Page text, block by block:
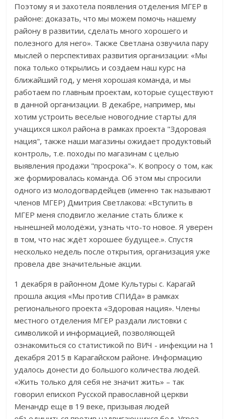
Поэтому я и захотела появления отделения МГЕР в
районе: доказать, что мы можем помочь нашему
району в развитии, сделать много хорошего и
полезного для него». Также Светлана озвучила пару
мыслей о перспективах развития организации: «Мы
пока только открылись и создаем наш курс на
ближайший год, у меня хорошая команда, и мы
работаем по главным проектам, которые существуют
в данной организации. В декабре, например, мы
хотим устроить веселые новогодние старты для
учащихся школ района в рамках проекта "Здоровая
нация", также наши магазины ожидает продуктовый
контроль, т.е. походы по магазинам с целью
выявления продажи "просрока"». К вопросу о том, как
же формировалась команда. Об этом мы спросили
одного из молодогвардейцев (именно так называют
членов МГЕР) Дмитрия Светлакова: «Вступить в
МГЕР меня сподвигло желание стать ближе к
нынешней молодёжи, узнать что-то новое. Я уверен
в том, что нас ждёт хорошее будущее.». Спустя
несколько недель после открытия, организация уже
провела две значительные акции.
1 декабря в районном Доме Культуры с. Карагай
прошла акция «Мы против СПИДа» в рамках
регионального проекта «Здоровая нация». Члены
местного отделения МГЕР раздали листовки с
символикой и информацией, позволяющей
ознакомиться со статистикой по ВИЧ - инфекции на 1
декабря 2015 в Карагайском районе. Информацию
удалось донести до большого количества людей.
«Жить только для себя не значит жить» – так
говорил епископ Русской православной церкви
Менандр еще в 19 веке, призывая людей